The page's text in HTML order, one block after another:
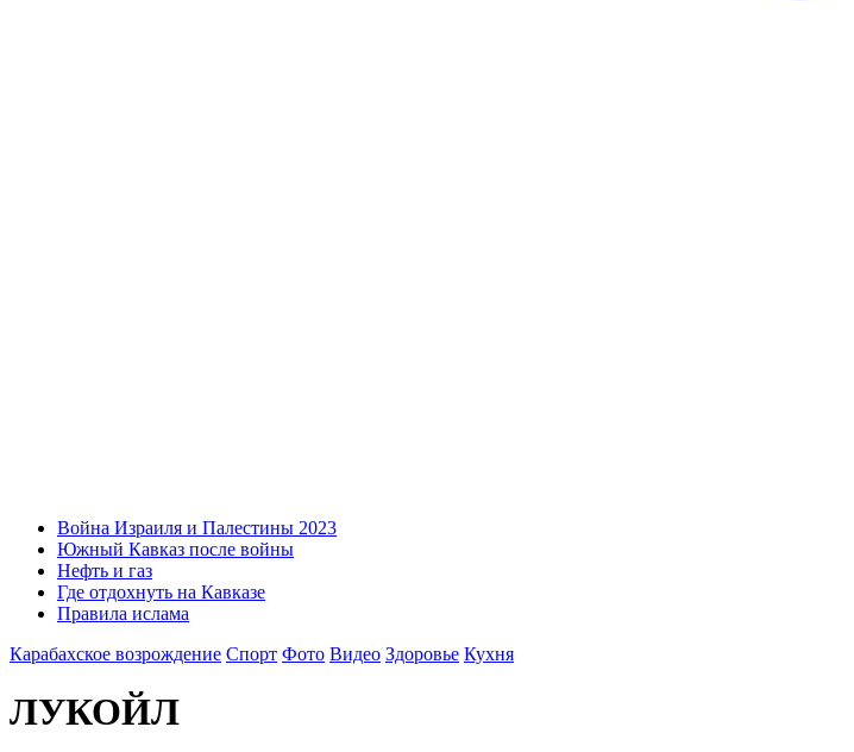
Война Израиля и Палестины 2023
Южный Кавказ после войны
Нефть и газ
Где отдохнуть на Кавказе
Правила ислама
Карабахское возрождение Спорт Фото Видео Здоровье Кухня
ЛУКОЙЛ